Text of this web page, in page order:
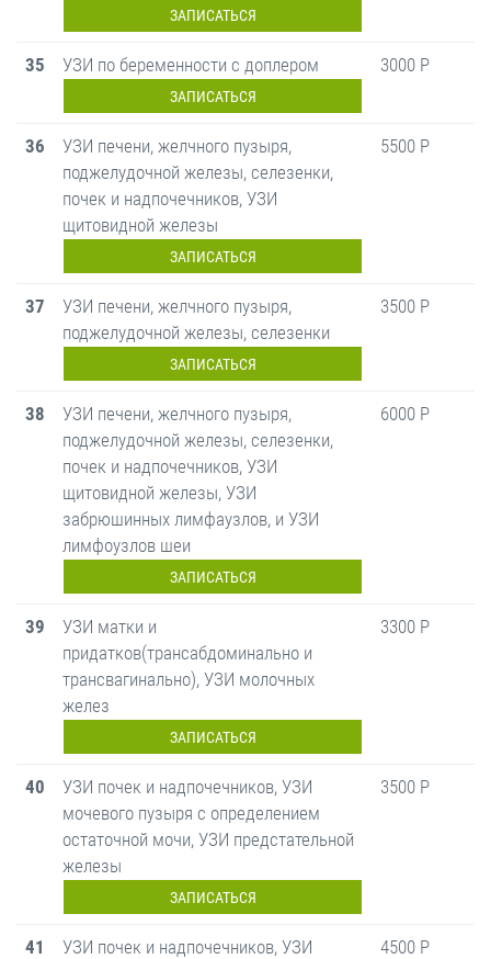
ЗАПИСАТЬСЯ
35 УЗИ по беременности с доплером
ЗАПИСАТЬСЯ
3000 Р
36
УЗИ печени, желчного пузыря,
поджелудочной железы, селезенки,
почек и надпочечников, УЗИ
щитовидной железы
ЗАПИСАТЬСЯ
5500 Р
37
УЗИ печени, желчного пузыря,
поджелудочной железы, селезенки
ЗАПИСАТЬСЯ
3500 Р
38
УЗИ печени, желчного пузыря,
поджелудочной железы, селезенки,
почек и надпочечников, УЗИ
щитовидной железы, УЗИ
забрюшинных лимфаузлов, и УЗИ
лимфоузлов шеи
ЗАПИСАТЬСЯ
6000 Р
39
УЗИ матки и
придатков(трансабдоминально и
трансвагинально), УЗИ молочных
желез
ЗАПИСАТЬСЯ
3300 Р
40
УЗИ почек и надпочечников, УЗИ
мочевого пузыря с определением
остаточной мочи, УЗИ предстательной
железы
ЗАПИСАТЬСЯ
3500 Р
41
УЗИ почек и надпочечников, УЗИ
4500 Р